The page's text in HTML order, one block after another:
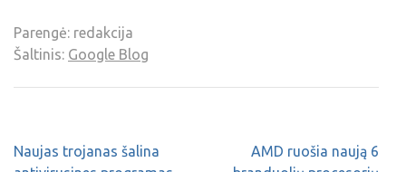
Parengė: redakcija
Šaltinis: Google Blog
Naujas trojanas šalina
AMD ruošia naują 6